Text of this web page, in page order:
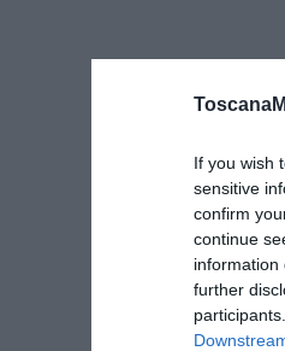
If you wish
sensitive
confirm
continue
information
further